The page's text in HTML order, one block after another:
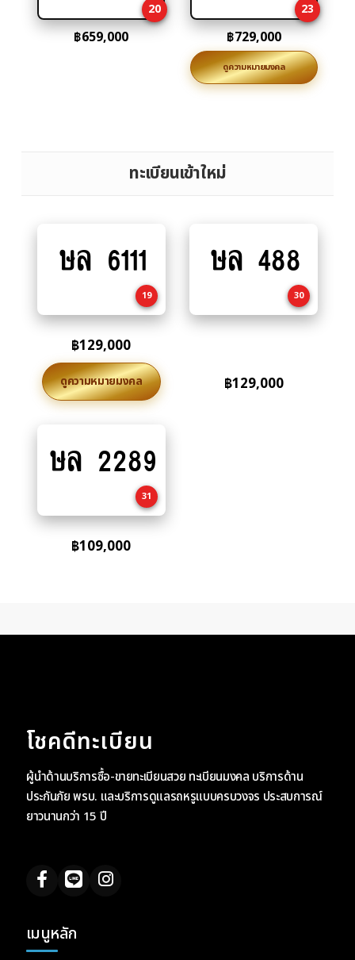
cart
20
฿659,000
cart
23
฿729,000
ดูความหมายมงคล
ทะเบียนเข้าใหม่
to
ษล 6111
19
฿129,000
ดูความหมายมงคล
to
ษล 488
30
฿129,000
to
ษล 2289
31
฿109,000
โชคดีทะเบียน
ผู้นำด้านบริการซื้อ-ขายทะเบียนสวย ทะเบียนมงคล บริการด้าน
ประกันภัย พรบ. และบริการดูแลรถหรูแบบครบวงจร ประสบการณ์
ยาวนานกว่า 15 ปี
เมนูหลัก